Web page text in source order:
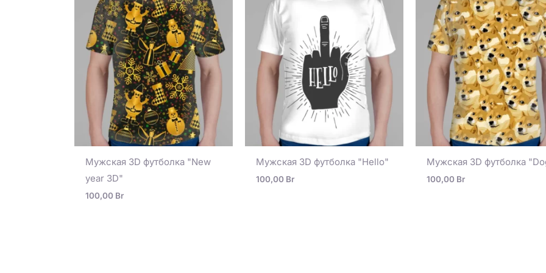
Мужская 3D футболка "New
year 3D"
100,00 Br
Мужская 3D футболка "Hello"
100,00 Br
Мужская 3D футболка
100,00 Br